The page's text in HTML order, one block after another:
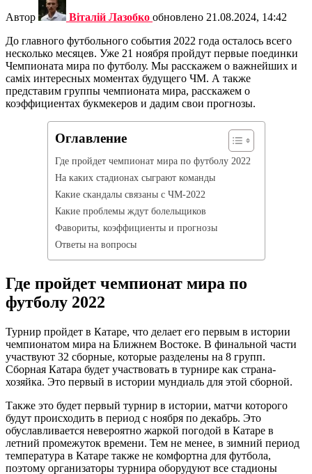
Автор Віталій Лазобко обновлено 21.08.2024, 14:42
До главного футбольного события 2022 года осталось всего
несколько месяцев. Уже 21 ноября пройдут первые поединки
Чемпионата мира по футболу. Мы расскажем о важнейших и
саміх интересных моментах будущего ЧМ. А также
представим группы чемпионата мира, расскажем о
коэффициентах букмекеров и дадим свои прогнозы.
Оглавление
Где пройдет чемпионат мира по футболу 2022
На каких стадионах сыграют команды
Какие скандалы связаны с ЧМ-2022
Какие проблемы ждут болельщиков
Фавориты, коэффициенты и прогнозы
Ответы на вопросы
Где пройдет чемпионат мира по
футболу 2022
Турнир пройдет в Катаре, что делает его первым в истории
чемпионатом мира на Ближнем Востоке. В финальной части
участвуют 32 сборные, которые разделены на 8 групп.
Сборная Катара будет участвовать в турнире как страна-
хозяйка. Это первый в истории мундиаль для этой сборной.
Также это будет первый турнир в истории, матчи которого
будут происходить в период с ноября по декабрь. Это
обуславливается невероятно жаркой погодой в Катаре в
летний промежуток времени. Тем не менее, в зимний период
температура в Катаре также не комфортна для футбола,
поэтому организаторы турнира оборудуют все стадионы